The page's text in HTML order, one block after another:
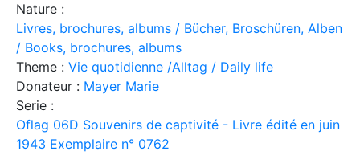
Nature :
Livres, brochures, albums / Bücher, Broschüren, Alben
/ Books, brochures, albums
Theme : Vie quotidienne /Alltag / Daily life
Donateur : Mayer Marie
Serie :
Oflag 06D Souvenirs de captivité - Livre édité en juin
1943 Exemplaire n° 0762